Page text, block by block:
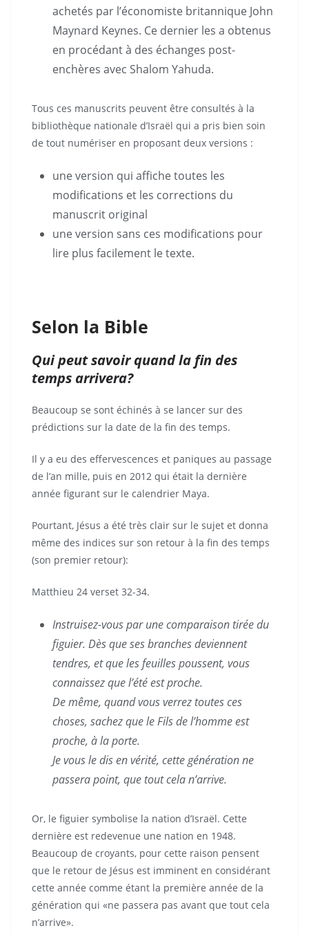
achetés par l’économiste britannique John
Maynard Keynes. Ce dernier les a obtenus
en procédant à des échanges post-
enchères avec Shalom Yahuda.
Tous ces manuscrits peuvent être consultés à la
bibliothèque nationale d’Israël qui a pris bien soin
de tout numériser en proposant deux versions :
une version qui affiche toutes les
modifications et les corrections du
manuscrit original
une version sans ces modifications pour
lire plus facilement le texte.
Selon la Bible
Qui peut savoir quand la fin des
temps arrivera?
Beaucoup se sont échinés à se lancer sur des
prédictions sur la date de la fin des temps.
Il y a eu des effervescences et paniques au passage
de l’an mille, puis en 2012 qui était la dernière
année figurant sur le calendrier Maya.
Pourtant, Jésus a été très clair sur le sujet et donna
même des indices sur son retour à la fin des temps
(son premier retour):
Matthieu 24 verset 32-34.
Instruisez-vous par une comparaison tirée du
figuier. Dès que ses branches deviennent
tendres, et que les feuilles poussent, vous
connaissez que l’été est proche.
De même, quand vous verrez toutes ces
choses, sachez que le Fils de l’homme est
proche, à la porte.
Je vous le dis en vérité, cette génération ne
passera point, que tout cela n’arrive.
Or, le figuier symbolise la nation d’Israël. Cette
dernière est redevenue une nation en 1948.
Beaucoup de croyants, pour cette raison pensent
que le retour de Jésus est imminent en considérant
cette année comme étant la première année de la
génération qui «ne passera pas avant que tout cela
n’arrive».